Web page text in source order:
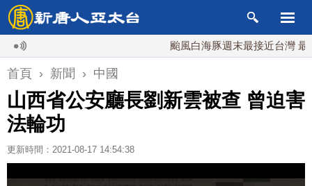
颱風白海豚週末最接近台灣 最快9日
首頁 › 新聞 › 中國
山西省公安廳長劉新雲被查 曾迫害
法輪功
更新時間：2021-08-17 14:54:38